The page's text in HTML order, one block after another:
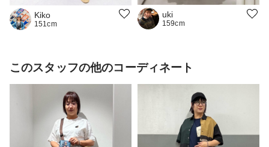
Kiko
151cm
uki
159cm
このスタッフの他のコーディネート